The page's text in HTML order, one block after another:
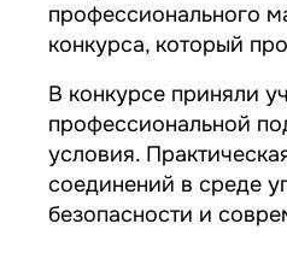
профессионального
конкурса, который
В конкурсе приняли
профессиональной
условия.
соединений в среде
безопасности и